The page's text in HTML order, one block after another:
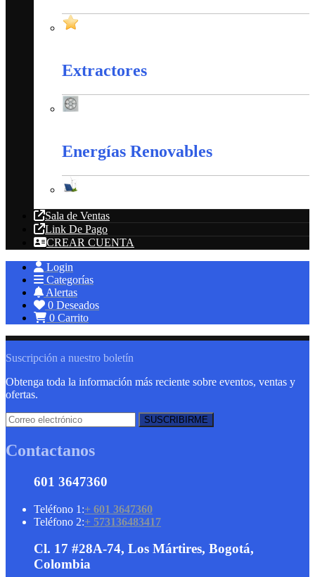
Extractores
Energías Renovables
Sala de Ventas
Link De Pago
CREAR CUENTA
Login
Categorías
Alertas
0 Deseados
0 Carrito
Suscripción a nuestro boletín
Obtenga toda la información más reciente sobre eventos, ventas y
ofertas.
Contactanos
601 3647360
Teléfono 1:+ 601 3647360
Teléfono 2:+ 573136483417
Cl. 17 #28A-74, Los Mártires, Bogotá,
Colombia